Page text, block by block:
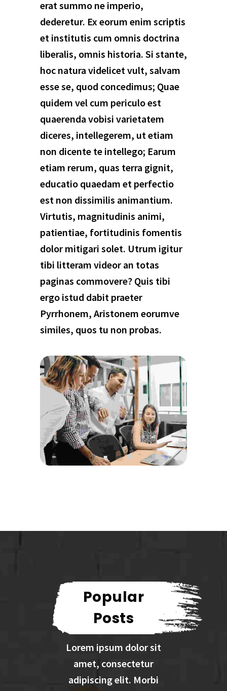
erat summo ne imperio,
dederetur. Ex eorum enim scriptis
et institutis cum omnis doctrina
liberalis, omnis historia. Si stante,
hoc natura videlicet vult, salvam
esse se, quod concedimus; Quae
quidem vel cum periculo est
quaerenda vobisi varietatem
diceres, intellegerem, ut etiam
non dicente te intellego; Earum
etiam rerum, quas terra gignit,
educatio quaedam et perfectio
est non dissimilis animantium.
Virtutis, magnitudinis animi,
patientiae, fortitudinis fomentis
dolor mitigari solet. Utrum igitur
tibi litteram videor an totas
paginas commovere? Quis tibi
ergo istud dabit praeter
Pyrrhonem, Aristonem eorumve
similes, quos tu non probas.
Popular
Posts
Lorem ipsum dolor sit
amet, consectetur
adipiscing elit. Morbi